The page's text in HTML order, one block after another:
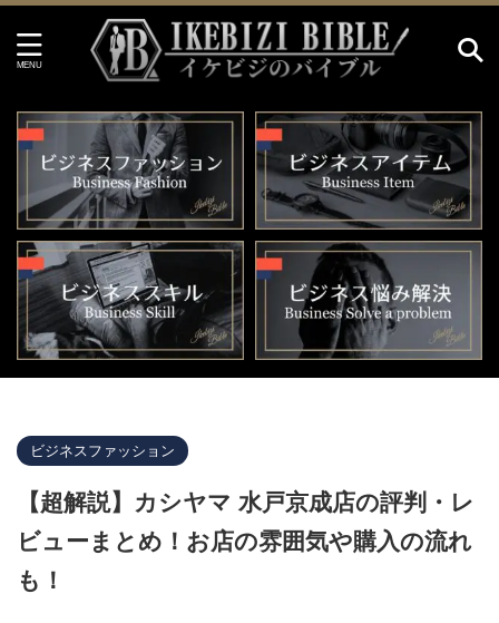
ビジネスファッション
【超解説】カシヤマ 水戸京成店の評判・レ
ビューまとめ！お店の雰囲気や購入の流れ
も！